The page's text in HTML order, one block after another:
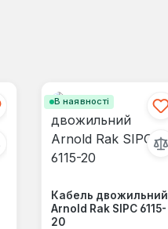
В наявності
Кабель двожильний
Arnold Rak SIPC 6115-
20